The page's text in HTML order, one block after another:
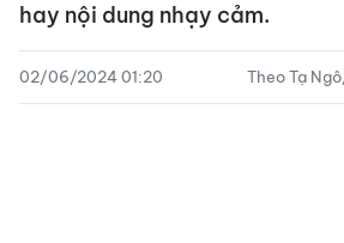
hay nội dung nhạy cảm.
02/06/2024 01:20 Theo Tạ